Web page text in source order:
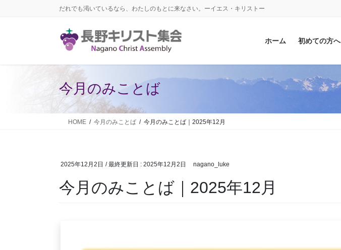
だれでも渇いているなら、わたしのもとに来なさい。ーイエス・キリストー
ホーム 初めての方へ
今月のみことば
HOME 今月のみことば 今月のみことば｜2025年12月
2025年12月2日 / 最終更新日 : 2025年12月2日 nagano_luke
今月のみことば｜2025年12月